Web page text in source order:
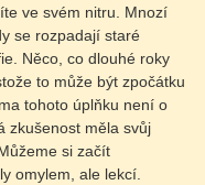
ve svém nitru. Mnozí
se rozpadají staré
Něco, co dlouhé roky
to může být zpočátku
tohoto úplňku není o
zkušenost měla svůj
si začít
omylem, ale lekcí.